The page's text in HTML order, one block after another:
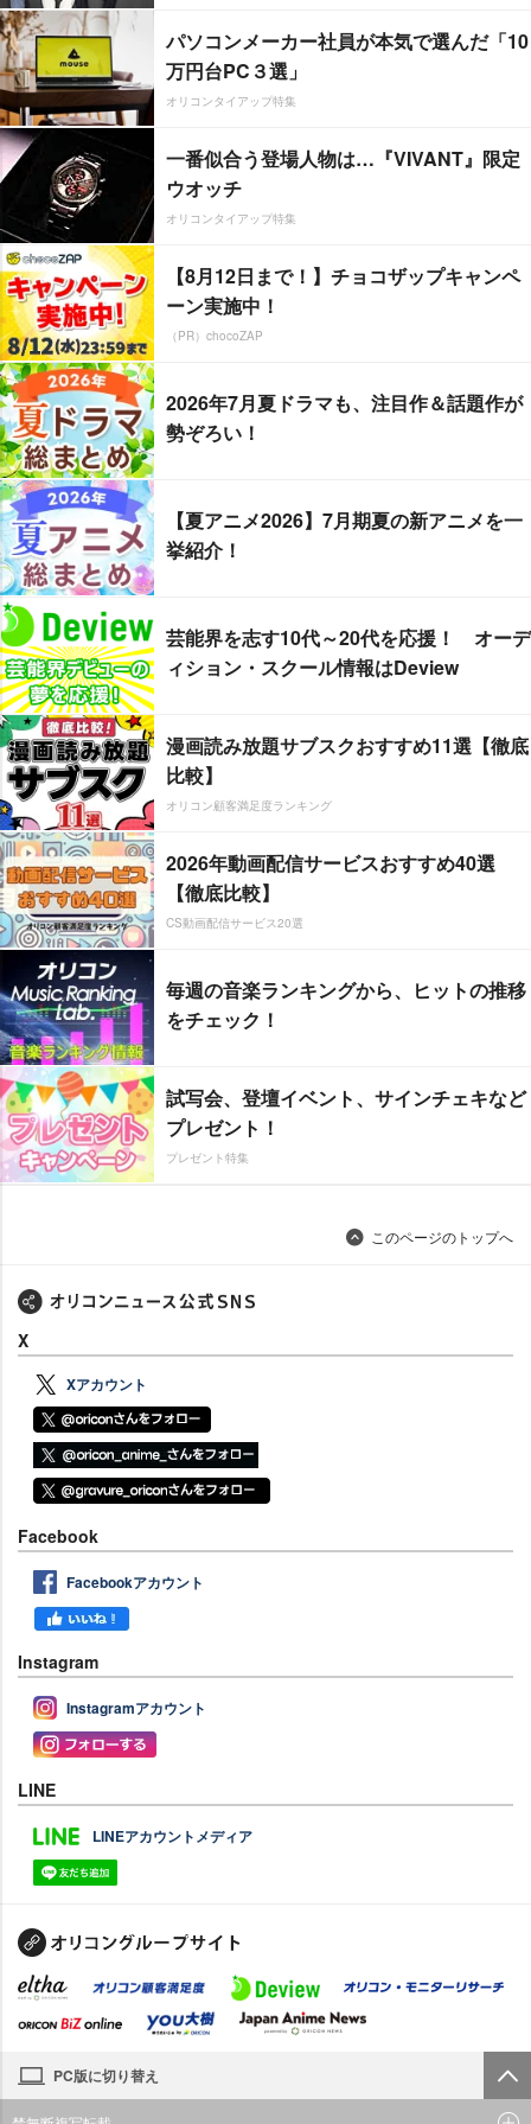
パソコンメーカー社員が本気で選んだ「10
万円台PC３選」
オリコンタイアップ特集
一番似合う登場人物は…『VIVANT』限定
ウオッチ
オリコンタイアップ特集
【8月12日まで！】チョコザップキャンペ
ーン実施中！
（PR）chocoZAP
2026年7月夏ドラマも、注目作＆話題作が
勢ぞろい！
【夏アニメ2026】7月期夏の新アニメを一
挙紹介！
芸能界を志す10代～20代を応援！ オーデ
ィション・スクール情報はDeview
漫画読み放題サブスクおすすめ11選【徹底
比較】
オリコン顧客満足度ランキング
2026年動画配信サービスおすすめ40選
【徹底比較】
CS動画配信サービス20選
毎週の音楽ランキングから、ヒットの推移
をチェック！
試写会、登壇イベント、サインチェキなど
プレゼント！
プレゼント特集
このページのトップへ
X
Xアカウント
Facebook
Facebookアカウント
Instagram
Instagramアカウント
LINE
LINEアカウントメディア
PC版に切り替え